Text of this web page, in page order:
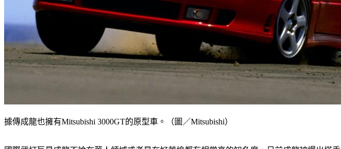
據傳成龍也擁有Mitsubishi 3000GT的原型車。（圖／Mitsubishi）